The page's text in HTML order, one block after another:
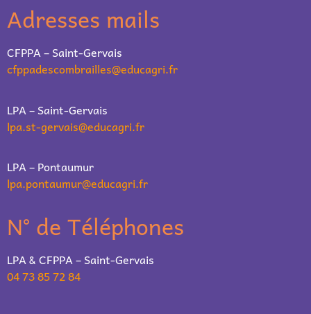
Adresses mails
CFPPA – Saint-Gervais
cfppadescombrailles@educagri.fr
LPA – Saint-Gervais
lpa.st-gervais@educagri.fr
LPA – Pontaumur
lpa.pontaumur@educagri.fr
N° de Téléphones
LPA & CFPPA – Saint-Gervais
04 73 85 72 84